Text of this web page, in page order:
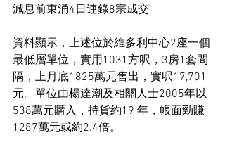
減息前東涌4日連錄8宗成交
資料顯示，上述位於維多利中心2座一個
最低層單位，實用1031方呎，3房1套間
隔，上月底1825萬元售出，實呎17,701
元。單位由楊達潮及相關人士2005年以
538萬元購入，持貨約19 年，帳面勁賺
1287萬元或約2.4倍。